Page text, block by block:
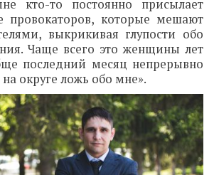
кто-то постоянно присылает
которые мешают
выкрикивая глупости обо
Чаще всего это женщины лет
последний месяц непрерывно
округе ложь обо мне».